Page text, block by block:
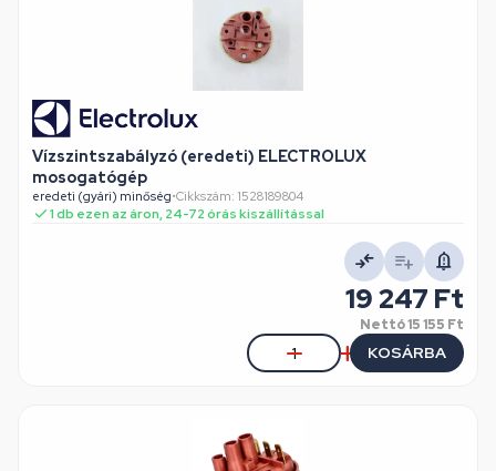
Vízszintszabályzó (eredeti) ELECTROLUX
mosogatógép
eredeti (gyári) minőség•Cikkszám: 1528189804
1 db ezen az áron, 24-72 órás kiszállítással
19 247 Ft
Nettó15 155 Ft
KOSÁRBA